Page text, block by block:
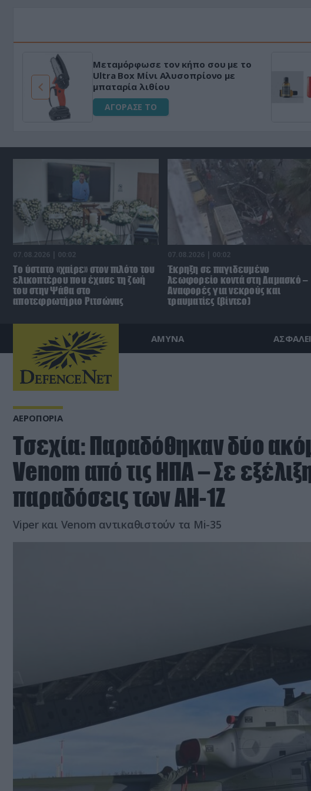
Μεταμόρφωσε τον κήπο σου με το
Ultra Box Μίνι Αλυσοπρίονο με
μπαταρία λιθίου
ΑΓΟΡΑΣΕ ΤΟ
07.08.2026 | 00:02
Το ύστατο «χαίρε» στον πιλότο του
ελικοπτέρου που έχασε τη ζωή
του στην Ψάθα στο
αποτεφρωτήριο Ριτσώνας
07.08.2026 | 00:02
Έκρηξη σε παγιδευμένο
λεωφορείο κοντά στη Δαμασκό –
Αναφορές για νεκρούς και
τραυματίες (βίντεο)
ΑΜΥΝΑ
ΑΕΡΟΠΟΡΙΑ
Τσεχία: Παραδόθηκαν δύο
Venom από τις ΗΠΑ – Σε
παραδόσεις των ΑΗ-1Ζ
Viper και Venom αντικαθιστούν τα Mi-35